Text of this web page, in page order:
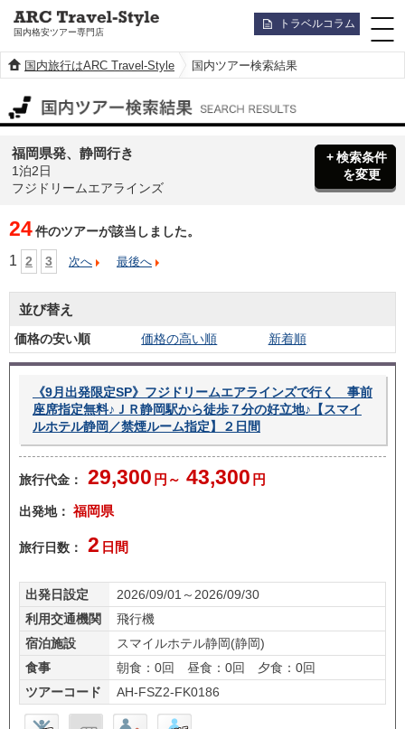
国内格安ツアー専門店
トラベルコラム
国内旅行はARC Travel-Style 国内ツアー検索結果
福岡県発、静岡行き
1泊2日
フジドリームエアラインズ
検索条件
を変更
24件のツアーが該当しました。
1 2 3 次へ 最後へ
並び替え
価格の安い順 価格の高い順 新着順
《9月出発限定SP》フジドリームエアラインズで行く 事前
座席指定無料♪ＪＲ静岡駅から徒歩７分の好立地♪【スマイ
ルホテル静岡／禁煙ルーム指定】２日間
旅行代金： 29,300 円～ 43,300 円
出発地： 福岡県
旅行日数： 2 日間
出発日設定
2026/09/01～2026/09/30
利用交通機関
飛行機
宿泊施設
スマイルホテル静岡(静岡)
食事
朝食：0回 昼食：0回 夕食：0回
ツアーコード
AH-FSZ2-FK0186